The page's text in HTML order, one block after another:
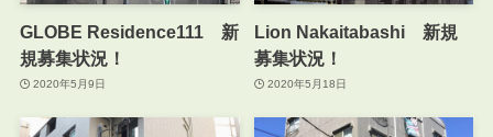
GLOBE Residence111 新
規募集状況！
2020年5月9日
Lion Nakaitabashi 新規
募集状況！
2020年5月18日